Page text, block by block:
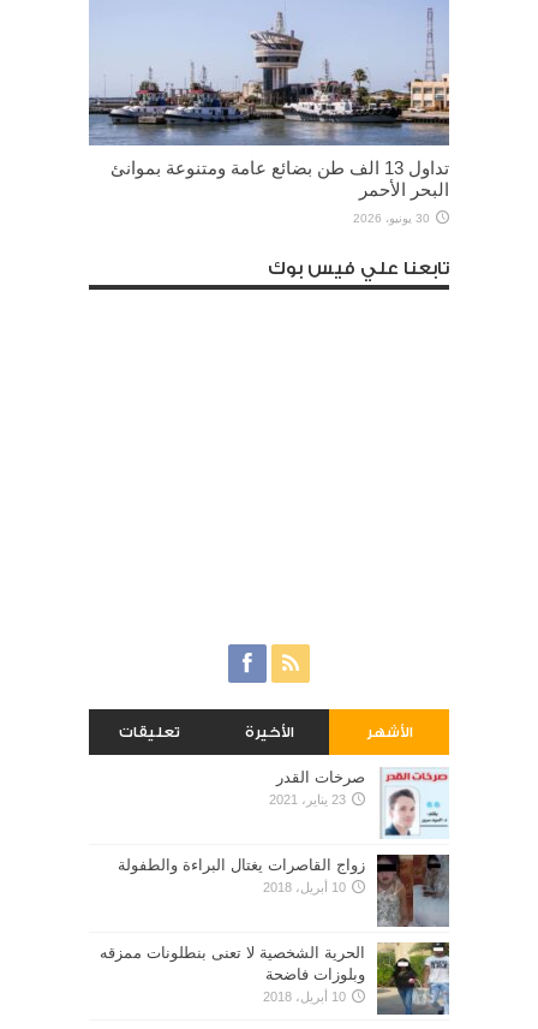
تداول 13 الف طن بضائع عامة ومتنوعة بموانئ
البحر الأحمر
30 يونيو، 2026
تابعنا علي فيس بوك
الأشهر الأخيرة تعليقات
صرخات القدر
23 يناير، 2021
زواج القاصرات يغتال البراءة والطفولة
10 أبريل، 2018
الحرية الشخصية لا تعنى بنطلونات ممزقه
وبلوزات فاضحة
10 أبريل، 2018